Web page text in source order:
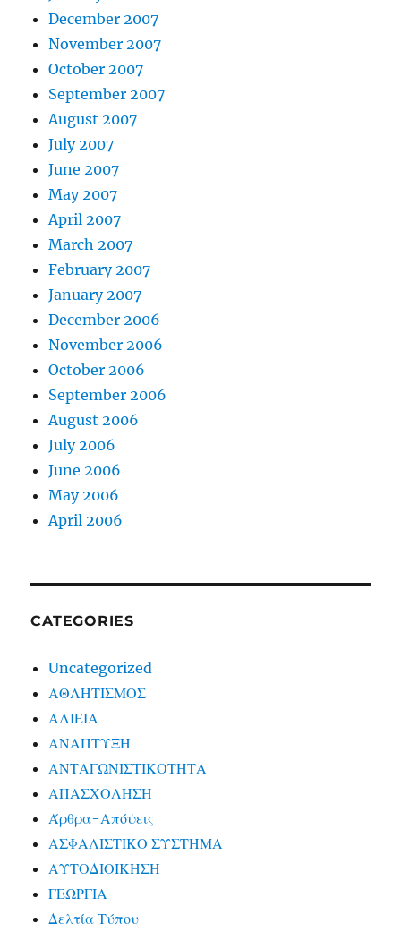
December 2007
November 2007
October 2007
September 2007
August 2007
July 2007
June 2007
May 2007
April 2007
March 2007
February 2007
January 2007
December 2006
November 2006
October 2006
September 2006
August 2006
July 2006
June 2006
May 2006
April 2006
CATEGORIES
Uncategorized
ΑΘΛΗΤΙΣΜΟΣ
ΑΛΙΕΙΑ
ΑΝΑΠΤΥΞΗ
ΑΝΤΑΓΩΝΙΣΤΙΚΟΤΗΤΑ
ΑΠΑΣΧΟΛΗΣΗ
Άρθρα-Απόψεις
ΑΣΦΑΛΙΣΤΙΚΟ ΣΥΣΤΗΜΑ
ΑΥΤΟΔΙΟΙΚΗΣΗ
ΓΕΩΡΓΙΑ
Δελτία Τύπου